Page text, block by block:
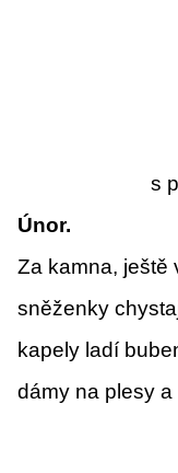
s
Únor.
Za kamna, ještě
sněženky
kapely ladí
dámy na plesy a